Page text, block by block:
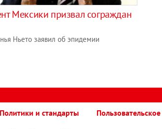
Мексики призвал сограждан
Ньето заявил об эпидемии
Политики и стандарты